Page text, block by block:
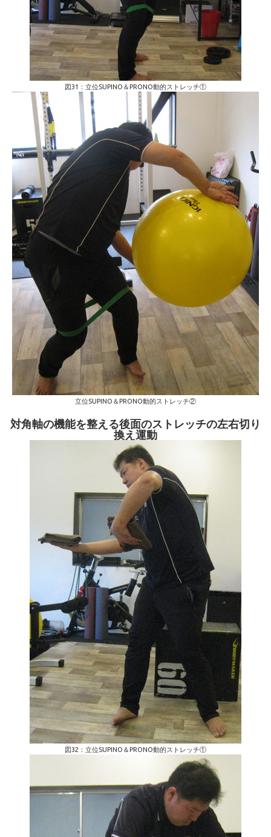
図31：立位SUPINO＆PRONO動的ストレッチ①
立位SUPINO＆PRONO動的ストレッチ②
対角軸の機能を整える後面のストレッチの左右切り
換え運動
図32：立位SUPINO＆PRONO動的ストレッチ①